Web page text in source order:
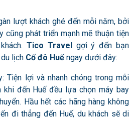
lượt khách ghé đến mỗi năm, bởi
cũng phát triển mạnh mẽ thuận tiện
Tico Travel gợi ý đến bạn
lịch Cố đô Huếngay dưới đây:
Tiện lợi và nhanh chóng trong mỗi
khi đến Huế đều lựa chọn máy bay
Hầu hết các hãng hàng không
đi thẳng đến Huế, du khách sẽ di